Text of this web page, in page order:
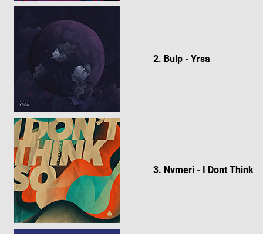
2. Bulp - Yrsa
3. Nvmeri - I Dont Think